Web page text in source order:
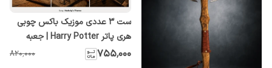
ست 3 عددی موزیک باکس چوبی
هری پاتر Harry Potter | جعبه
موزیکال هندلی طرح Hogwarts و
۷۵۵٬۰۰۰ ۸۲۰٬۰۰۰